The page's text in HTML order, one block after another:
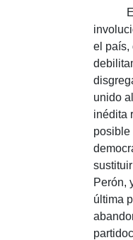
el país,
unido
inédita
posible
Perón,
última